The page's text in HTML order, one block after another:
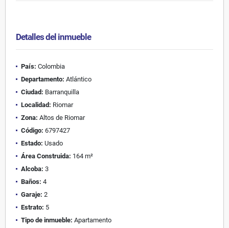
Detalles del inmueble
País: Colombia
Departamento: Atlántico
Ciudad: Barranquilla
Localidad: Riomar
Zona: Altos de Riomar
Código: 6797427
Estado: Usado
Área Construida: 164 m²
Alcoba: 3
Baños: 4
Garaje: 2
Estrato: 5
Tipo de inmueble: Apartamento